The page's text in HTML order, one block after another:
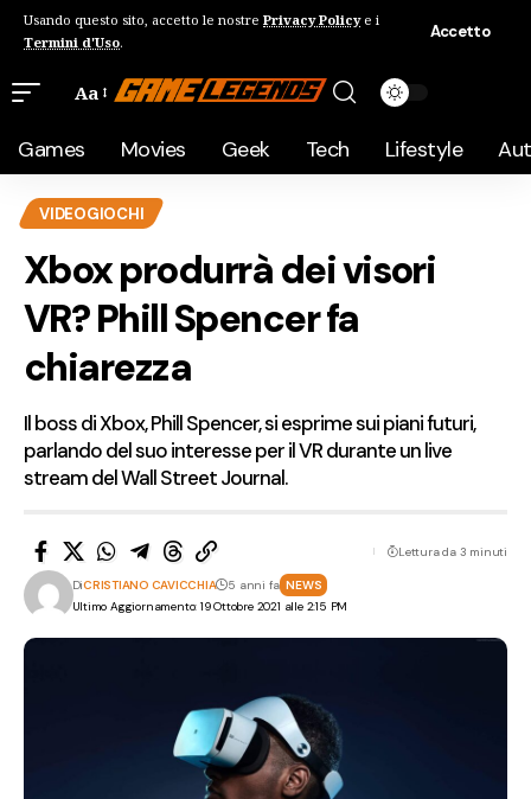
Usando questo sito, accetto le nostre Privacy Policye i
Termini d'Uso.
Accetto
Aa
Games Movies Geek Tech Lifestyle
VIDEOGIOCHI
Xbox produrrà dei visori
VR? Phill Spencer fa
chiarezza
Il boss di Xbox, Phill Spencer, si esprime sui piani futuri,
parlando del suo interesse per il VR durante un live
stream del Wall Street Journal.
Ultimo Aggiornamento: 19 Ottobre 2021 alle 2:15 PM
DiCRISTIANO CAVICCHIA 5 anni fa NEWS
Lettura da 3 minuti